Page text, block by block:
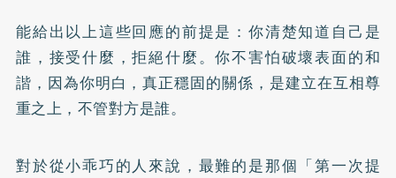
能給出以上這些回應的前提是：你清楚知道自己是
誰，接受什麼，拒絕什麼。你不害怕破壞表面的和
諧，因為你明白，真正穩固的關係，是建立在互相尊
重之上，不管對方是誰。
對於從小乖巧的人來說，最難的是那個「第一次提